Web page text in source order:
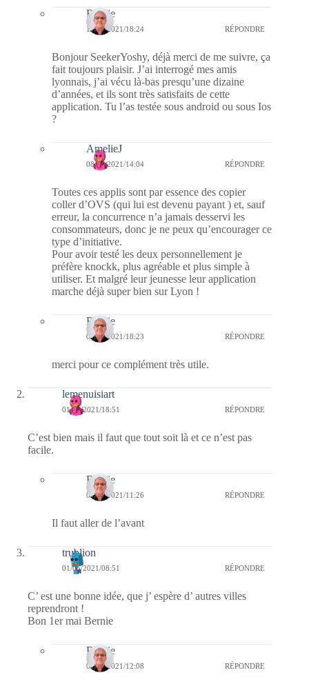
Bernie
12/05/2021/18:24 RÉPONDRE
Bonjour SeekerYoshy, déjà merci de me suivre, ça
fait toujours plaisir. J’ai interrogé mes amis
lyonnais, j’ai vécu là-bas presqu’une dizaine
d’années, et ils sont très satisfaits de cette
application. Tu l’as testée sous android ou sous Ios
?
AmelieJ
08/06/2021/14:04 RÉPONDRE
Toutes ces applis sont par essence des copier
coller d’OVS (qui lui est devenu payant ) et, sauf
erreur, la concurrence n’a jamais desservi les
consommateurs, donc je ne peux qu’encourager ce
type d’initiative.
Pour avoir testé les deux personnellement je
préfère knockk, plus agréable et plus simple à
utiliser. Et malgré leur jeunesse leur application
marche déjà super bien sur Lyon !
Bernie
09/06/2021/18:23 RÉPONDRE
merci pour ce complément très utile.
lemenuisiart
01/05/2021/18:51 RÉPONDRE
C’est bien mais il faut que tout soit là et ce n’est pas
facile.
Bernie
02/05/2021/11:26 RÉPONDRE
Il faut aller de l’avant
trublion
01/05/2021/08:51 RÉPONDRE
C’ est une bonne idée, que j’ espère d’ autres villes
reprendront !
Bon 1er mai Bernie
Bernie
01/05/2021/12:08 RÉPONDRE